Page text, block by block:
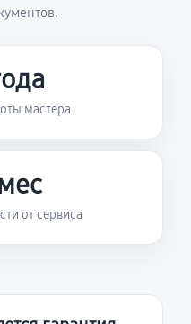
мастера
от сервиса